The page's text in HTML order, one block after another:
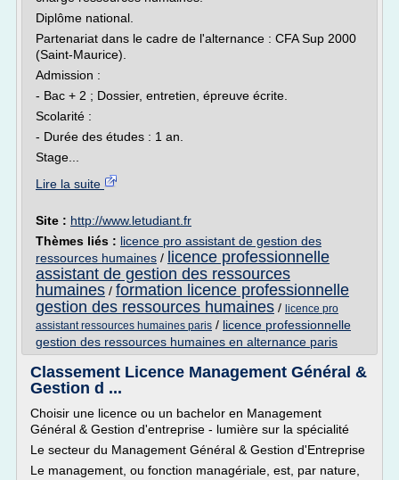
Diplôme national.
Partenariat dans le cadre de l'alternance : CFA Sup 2000
(Saint-Maurice).
Admission :
- Bac + 2 ; Dossier, entretien, épreuve écrite.
Scolarité :
- Durée des études : 1 an.
Stage...
Lire la suite
Site : http://www.letudiant.fr
Thèmes liés : licence pro assistant de gestion des
ressources humaines / licence professionnelle
assistant de gestion des ressources
humaines / formation licence professionnelle
gestion des ressources humaines / licence pro
assistant ressources humaines paris / licence professionnelle
gestion des ressources humaines en alternance paris
Classement Licence Management Général &
Gestion d ...
Choisir une licence ou un bachelor en Management
Général & Gestion d'entreprise - lumière sur la spécialité
Le secteur du Management Général & Gestion d'Entreprise
Le management, ou fonction managériale, est, par nature,